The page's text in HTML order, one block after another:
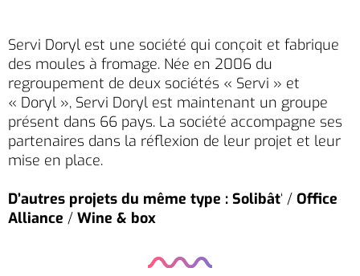
Servi Doryl est une société qui conçoit et fabrique
des moules à fromage. Née en 2006 du
regroupement de deux sociétés « Servi » et
« Doryl », Servi Doryl est maintenant un groupe
présent dans 66 pays. La société accompagne ses
partenaires dans la réflexion de leur projet et leur
mise en place.
D’autres projets du même type : Solibât‘ / Office
Alliance / Wine & box